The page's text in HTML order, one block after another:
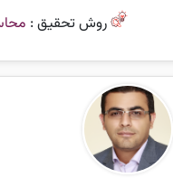
روش تحقیق :